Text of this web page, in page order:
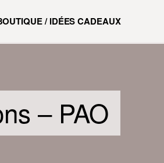
/ IDÉES CADEAUX
– PAO